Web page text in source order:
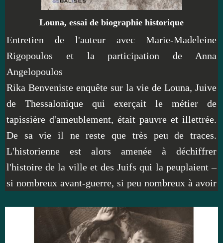
Louna, essai de biographie historique
Entretien de l'auteur avec Marie-Madeleine
Rigopoulos et la participation de Anna
Angelopoulos
Rika Benveniste enquête sur la vie de Louna, Juive
de Thessalonique qui exerçait le métier de
tapissière d'ameublement, était pauvre et illettrée.
De sa vie il ne reste que très peu de traces.
L'historienne est alors amenée à déchiffrer
l'histoire de la ville et des Juifs qui la peuplaient –
si nombreux avant-guerre, si peu nombreux à avoir
lieux où ils habitaient, leurs modes de vie et les
réseaux de sociabilité.